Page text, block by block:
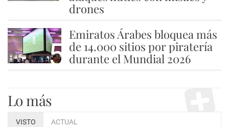
drones
5
Emiratos Árabes bloquea más
de 14.000 sitios por piratería
durante el Mundial 2026
Lo más
VISTO ACTUAL